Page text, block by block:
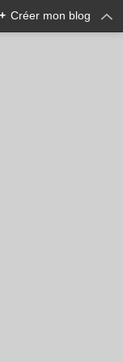
+ Créer mon blog